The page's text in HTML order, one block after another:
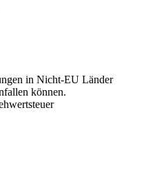
in Nicht-EU Länder
können.